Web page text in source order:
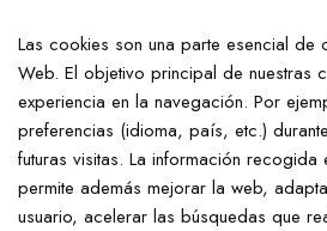
Las cookies son una parte esencial de
Web. El objetivo principal de nuestras
experiencia en la navegación. Por
preferencias (idioma, país, etc.)
futuras visitas. La información
permite además mejorar la web,
usuario, acelerar las búsquedas que